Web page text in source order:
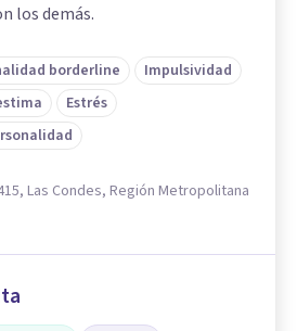
los demás.
borderline
Impulsividad
Estrés
Las Condes, Región Metropolitana